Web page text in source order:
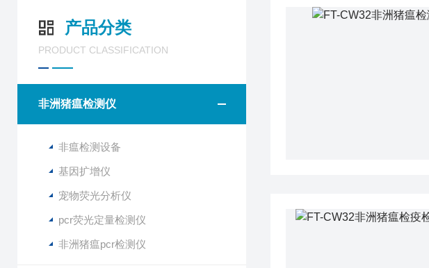
产品分类
PRODUCT CLASSIFICATION
非洲猪瘟检测仪
非瘟检测设备
基因扩增仪
宠物荧光分析仪
pcr荧光定量检测仪
非洲猪瘟pcr检测仪